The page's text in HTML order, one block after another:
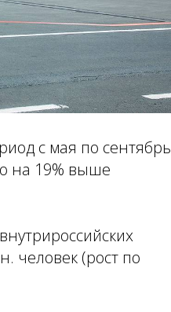
с мая по сентябрь
на 19% выше
человек (рост по